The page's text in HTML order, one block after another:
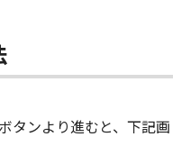
タンより進むと、下記画